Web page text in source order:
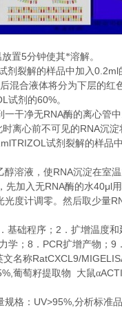
置5分钟使其*溶解。
剂裂解的样品中加入0.2ml
混合液体将分为下层的红
试剂的60%。
一干净无RNA酶的离心管
时离心前不可见的RNA沉淀
试剂裂解的样品
醇溶液，使RNA沉淀在室
先加入无RNA酶的水40μl
光度计调零。然后取少量
．基础程序； 2 ．扩增温度和
学； 8 ． PCR扩增产物； 9 ．
文名称RatCXCL9/
葡萄籽提取物 大鼠α
规格： UV>95%, 分析标准品